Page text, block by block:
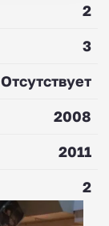
2
3
Отсутствует
2008
2011
2